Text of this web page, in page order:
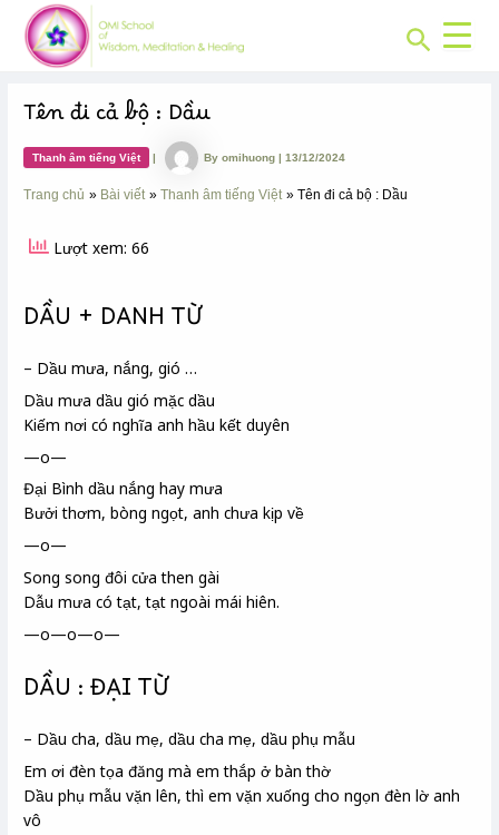
content
Search
Tên đi cả bộ : Dầu
Thanh âm tiếng Việt | Byomihuong|13/12/2024
Trang chủ Bài viết Thanh âm tiếng Việt Tên đi cả bộ : Dầu
Lượt xem: 66
DẦU + DANH TỪ
– Dầu mưa, nắng, gió …
Dầu mưa dầu gió mặc dầu
Kiếm nơi có nghĩa anh hầu kết duyên
—o—
Đại Bình dầu nắng hay mưa
Bưởi thơm, bòng ngọt, anh chưa kịp về
—o—
Song song đôi cửa then gài
Dẫu mưa có tạt, tạt ngoài mái hiên.
—o—o—o—
DẦU : ĐẠI TỪ
– Dầu cha, dầu mẹ, dầu cha mẹ, dầu phụ mẫu
Em ơi đèn tọa đăng mà em thắp ở bàn thờ
Dầu phụ mẫu vặn lên, thì em vặn xuống cho ngọn đèn lờ anh
vô
Post
navigation
CHUYÊN
MỤC: